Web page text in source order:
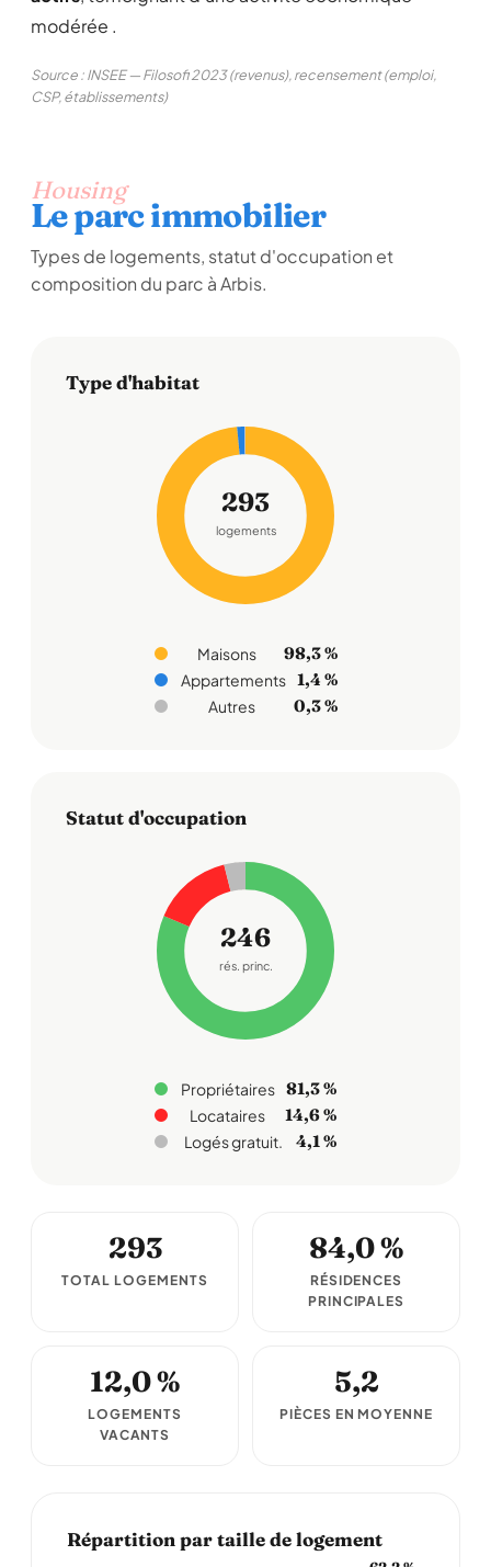
modérée .
Source : INSEE — Filosofi 2023 (revenus), recensement (emploi,
CSP, établissements)
Housing
Le parc immobilier
Types de logements, statut d'occupation et
composition du parc à Arbis.
Type d'habitat
293
logements
Maisons 98,3 %
Appartements 1,4 %
Autres 0,3 %
Statut d'occupation
246
rés. princ.
Propriétaires 81,3 %
Locataires 14,6 %
Logés gratuit. 4,1 %
293
TOTAL LOGEMENTS
84,0 %
RÉSIDENCES
PRINCIPALES
12,0 %
LOGEMENTS
VACANTS
5,2
PIÈCES EN MOYENNE
Répartition par taille de logement